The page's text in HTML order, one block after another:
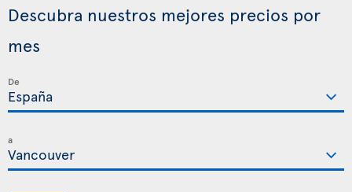
Descubra nuestros mejores precios por
mes
De
a